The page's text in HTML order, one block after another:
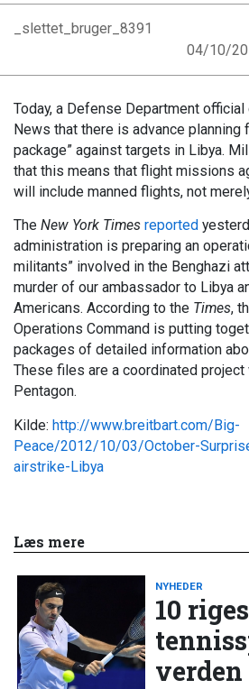
_slettet_bruger_8391
04/10/
Today, a Defense Department
News that there is advance planning
package” against targets in Libya.
that this means that flight missions
will include manned flights, not
The New York Times reported
administration is preparing an
militants” involved in the Benghazi
murder of our ambassador to Libya
Americans. According to the Times,
Operations Command is putting
packages of detailed information
These files are a coordinated project
Pentagon.
Kilde: http://www.breitbart.com/Big-
Peace/2012/10/03/October-
airstrike-Libya
Læs mere
NYHEDER
10
verden